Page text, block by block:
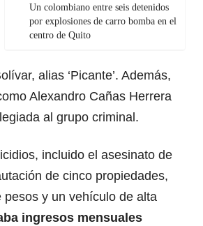
Un colombiano entre seis detenidos
por explosiones de carro bomba en el
centro de Quito
alias ‘Picante’. Además,
Alexandro Cañas Herrera
al grupo criminal.
incluido el asesinato de
de cinco propiedades,
y un vehículo de alta
ingresos mensuales